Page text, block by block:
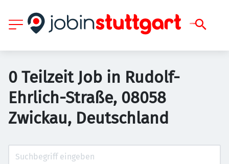
0 Teilzeit Job in Rudolf-
Ehrlich-Straße, 08058
Zwickau, Deutschland